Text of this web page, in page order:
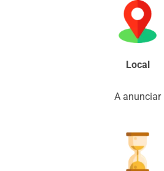
Local
A anunciar